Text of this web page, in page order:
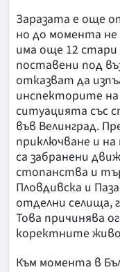
Заразата е още
но до момента
има още 12
поставени под
отказват да
инспекторите
ситуацията със
във Велинград.
приключване и
са забранени
стопанства и
Пловдивска и
отделни селища,
Това причинява
коректните
Към момента в